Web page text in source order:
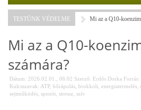
TESTÜNK VÉDELME Mi az a Q10-
Mi az a Q10-
számára?
Dátum: 2026.02.01., 06:02 Szerző: Erdős Dorka Forrás:
Kulcsszavak: ATP, bőrápolás brokkoli energiatermelés
sejtműködés spenót stressz szív